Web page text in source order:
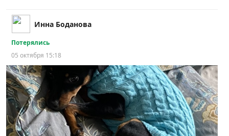
Инна Боданова
Потерялись
05 октября 15:18